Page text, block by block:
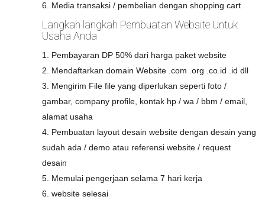
6. Media transaksi / pembelian dengan shopping cart
Langkah langkah Pembuatan Website Untuk
Usaha Anda
1. Pembayaran DP 50% dari harga paket website
2. Mendaftarkan domain Website .com .org .co.id .id dll
3. Mengirim File file yang diperlukan seperti foto /
gambar, company profile, kontak hp / wa / bbm / email,
alamat usaha
4. Pembuatan layout desain website dengan desain yang
sudah ada / demo atau referensi website / request
desain
5. Memulai pengerjaan selama 7 hari kerja
6. website selesai